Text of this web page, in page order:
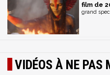
film de
grand
VIDÉOS À NE PAS